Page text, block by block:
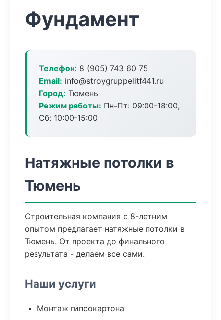
Фундамент
Телефон: 8 (905) 743 60 75
Email: info@stroygruppelitf441.ru
Город: Тюмень
Режим работы: Пн-Пт: 09:00-18:00,
Сб: 10:00-15:00
Натяжные потолки в
Тюмень
Строительная компания с 8-летним
опытом предлагает натяжные потолки в
Тюмень. От проекта до финального
результата - делаем все сами.
Наши услуги
Монтаж гипсокартона